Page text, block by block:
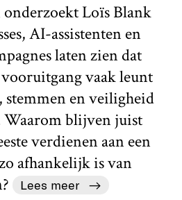
Loïs Blank
AI-assistenten en
laten zien dat
vaak leunt
stemmen en veiligheid
blijven juist
verdienen aan een
afhankelijk is van
Lees meer